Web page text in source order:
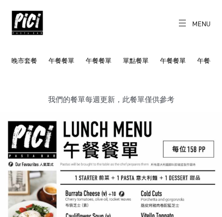
content
MENU
晚市套餐 午餐餐單 午餐餐單 單點餐單 午餐餐單 午餐餐
我們的餐單每週更新，此餐單僅供參考